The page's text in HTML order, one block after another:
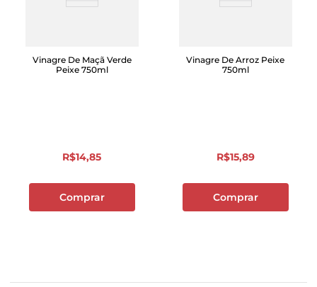
Vinagre De Maçã Verde
Peixe 750ml
R$14,85
Comprar
Vinagre De Arroz Peixe
750ml
R$15,89
Comprar